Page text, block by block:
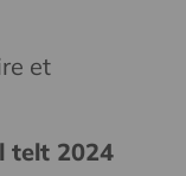
et
telt 2024